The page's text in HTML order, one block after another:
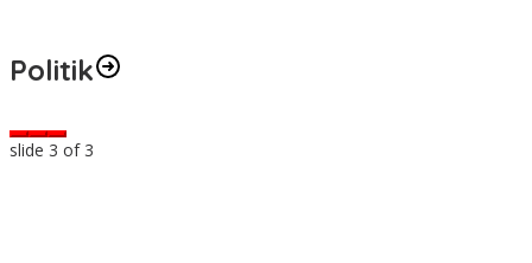
Politik
slide 3 of 3